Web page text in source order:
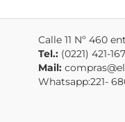
Calle 11 Nº 460
Tel.: (0221) 421-
Mail:
Whatsapp:221-